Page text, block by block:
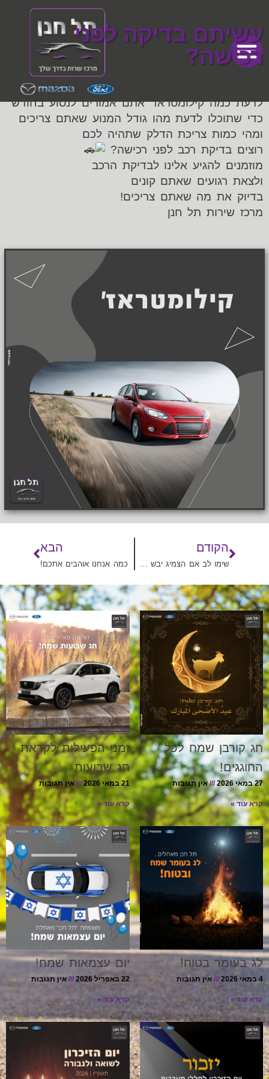
עשיתם בדיקה לפני
רכישה?
לפני שאתם קונים רכב חדש כדאי תמיד
לדעת כמה קילומטראז׳ אתם אמורים לנסוע בחודש
כדי שתוכלו לדעת מהו גודל המנוע שאתם צריכים
ומהי כמות צריכת הדלק שתהיה לכם
רוצים בדיקת רכב לפני רכישה?
מוזמנים להגיע אלינו לבדיקת הרכב
ולצאת רגועים שאתם קונים
בדיוק את מה שאתם צריכים!
מרכז שירות תל חנן
הקודם
שימו לב אם הצמיג יבש מידי!
הבא
כמה אנחנו אוהבים אתכם!
חג קורבן שמח לכל
החוגגים!
27 במאי 2026 אין תגובות
קרא עוד »
זמני הפעילות לקראת
חג שבועות
21 במאי 2026 אין תגובות
קרא עוד »
לג בעומר בטוח!
4 במאי 2026 אין תגובות
קרא עוד »
יום עצמאות שמח!
22 באפריל 2026 אין תגובות
קרא עוד »